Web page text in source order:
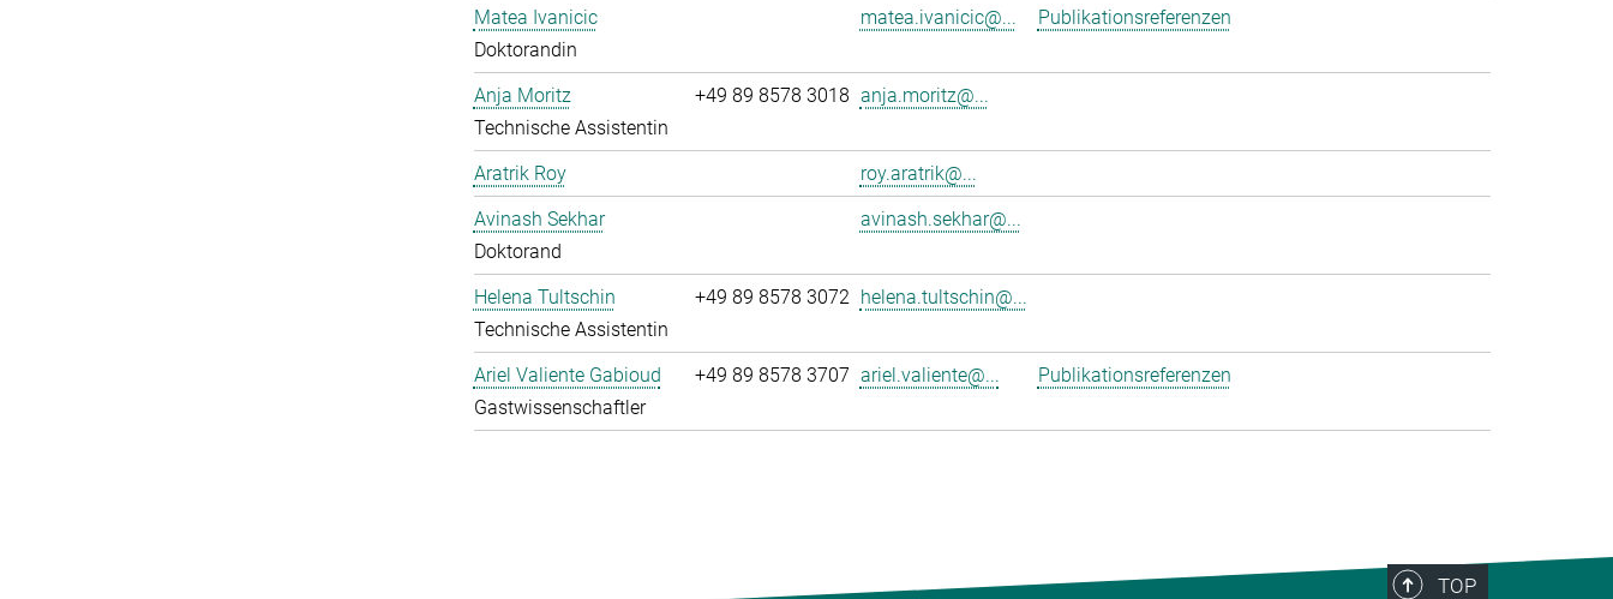
Matea Ivanicic
Doktorandin
matea.ivanicic@... Publikationsreferenzen
Anja Moritz
Technische Assistentin
+49 89 8578 3018 anja.moritz@...
Aratrik Roy
roy.aratrik@...
Avinash Sekhar
Doktorand
avinash.sekhar@...
Helena Tultschin
Technische Assistentin
+49 89 8578 3072 helena.tultschin@...
Ariel Valiente Gabioud
Gastwissenschaftler
+49 89 8578 3707 ariel.valiente@... Publikationsreferenzen
TOP